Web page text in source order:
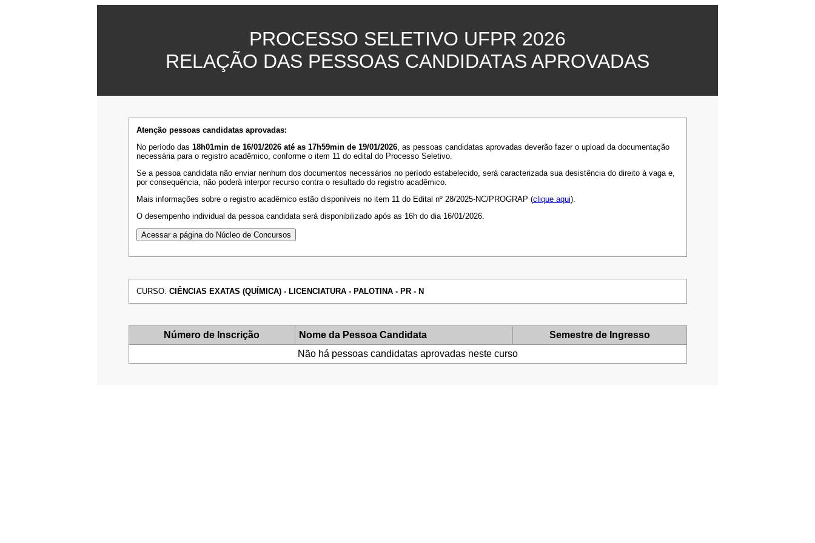
PROCESSO SELETIVO UFPR 2026
RELAÇÃO DAS PESSOAS CANDIDATAS APROVADAS
Atenção pessoas candidatas aprovadas:
No período das 18h01min de 16/01/2026 até as 17h59min de 19/01/2026, as pessoas candidatas aprovadas deverão fazer o upload da documentação
necessária para o registro acadêmico, conforme o item 11 do edital do Processo Seletivo.
Se a pessoa candidata não enviar nenhum dos documentos necessários no período estabelecido, será caracterizada sua desistência do direito à vaga e,
por consequência, não poderá interpor recurso contra o resultado do registro acadêmico.
Mais informações sobre o registro acadêmico estão disponíveis no item 11 do Edital nº 28/2025-NC/PROGRAP (clique aqui).
O desempenho individual da pessoa candidata será disponibilizado após as 16h do dia 16/01/2026.
CURSO: CIÊNCIAS EXATAS (QUÍMICA) - LICENCIATURA - PALOTINA - PR - N
Número de Inscrição Nome da Pessoa Candidata
Semestre de Ingresso
Não há pessoas candidatas aprovadas neste curso